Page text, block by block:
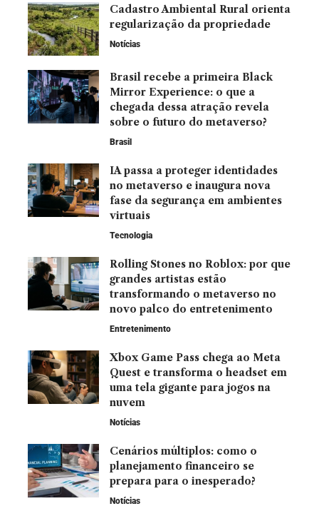
Cadastro Ambiental Rural orienta
regularização da propriedade
Notícias
Brasil recebe a primeira Black
Mirror Experience: o que a
chegada dessa atração revela
sobre o futuro do metaverso?
Brasil
IA passa a proteger identidades
no metaverso e inaugura nova
fase da segurança em ambientes
virtuais
Tecnologia
Rolling Stones no Roblox: por que
grandes artistas estão
transformando o metaverso no
novo palco do entretenimento
Entretenimento
Xbox Game Pass chega ao Meta
Quest e transforma o headset em
uma tela gigante para jogos na
nuvem
Notícias
Cenários múltiplos: como o
planejamento financeiro se
prepara para o inesperado?
Notícias